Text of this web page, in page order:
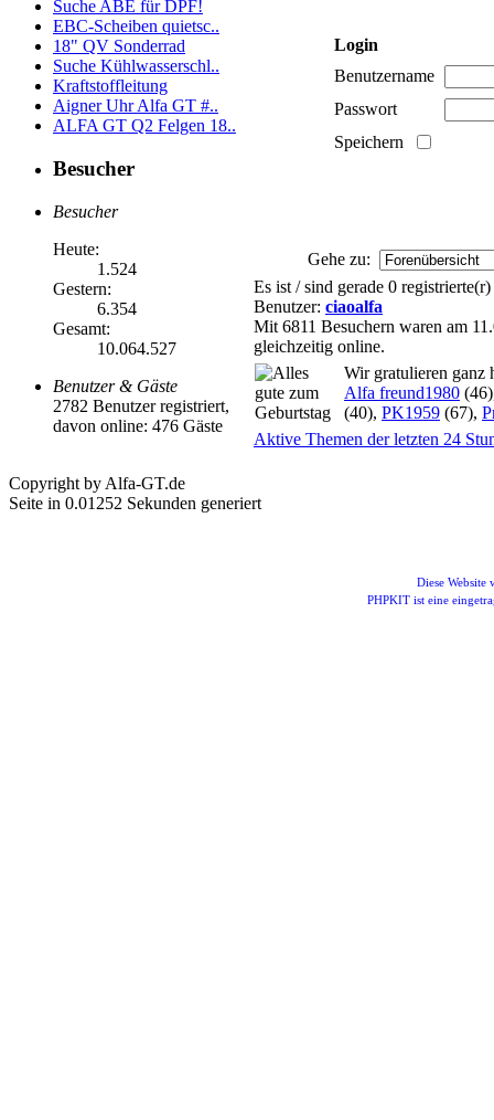
Suche ABE für DPF!
EBC-Scheiben quietsc..
18" QV Sonderrad
Suche Kühlwasserschl..
Kraftstoffleitung
Aigner Uhr Alfa GT #..
ALFA GT Q2 Felgen 18..
Besucher
Besucher
Heute:
1.524
Gestern:
6.354
Gesamt:
10.064.527
Benutzer & Gäste
2782 Benutzer registriert,
davon online: 476 Gäste
Login
Benutzername
Passwort
Speichern
Gehe zu:
Es ist / sind gerade 0
Benutzer: ciaoalfa
Mit 6811 Besuchern waren am
gleichzeitig online.
Wir gratulieren ganz
Alfa freund1980
(40), PK1959 (67),
Aktive Themen der letzten 24
Copyright by Alfa-GT.de
Seite in 0.01252 Sekunden generiert
Diese Website
PHPKIT ist eine